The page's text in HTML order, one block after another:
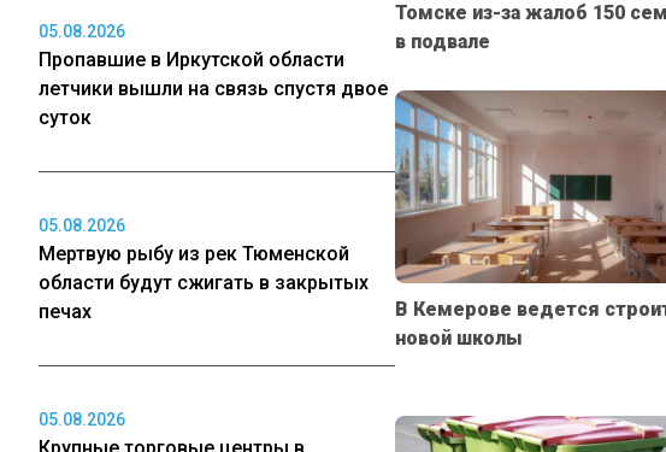
05.08.2026
Пропавшие в Иркутской области
летчики вышли на связь спустя двое
суток
05.08.2026
Мертвую рыбу из рек Тюменской
области будут сжигать в закрытых
печах
05.08.2026
Томске из-за жалоб 150
в подвале
В Кемерове ведется
новой школы